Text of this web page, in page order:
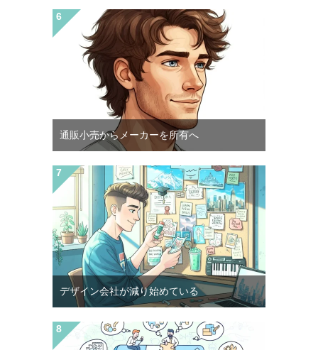
通販小売からメーカーを所有へ
デザイン会社が減り始めている